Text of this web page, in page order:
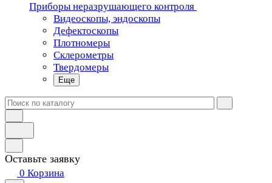
Приборы неразрушающего контроля
Видеоскопы, эндоскопы
Дефектоскопы
Плотномеры
Склерометры
Твердомеры
Еще
Оставьте заявку
0 Корзина